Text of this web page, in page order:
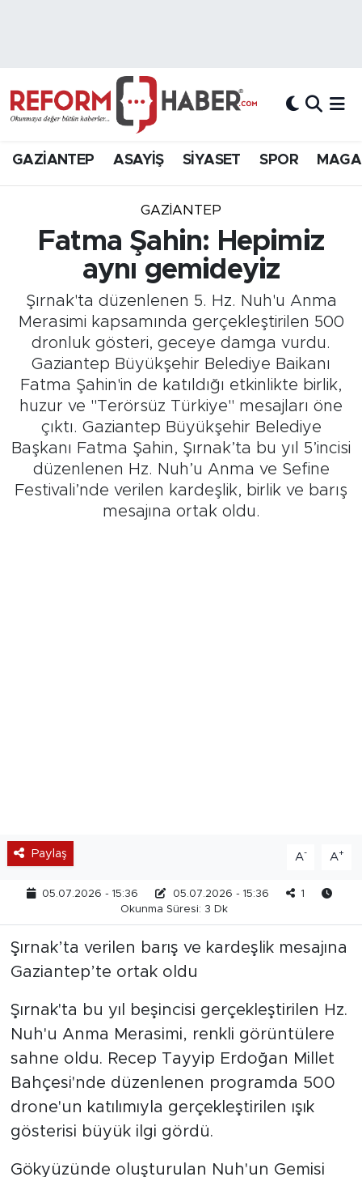
GAZİANTEP ASAYİŞ SİYASET SPOR
GAZIANTEP
Fatma Şahin: Hepimiz
aynı gemideyiz
Şırnak'ta düzenlenen 5. Hz. Nuh'u Anma
Merasimi kapsamında gerçekleştirilen 500
dronluk gösteri, geceye damga vurdu.
Gaziantep Büyükşehir Belediye Baikanı
Fatma Şahin'in de katıldığı etkinlikte birlik,
huzur ve "Terörsüz Türkiye" mesajları öne
çıktı. Gaziantep Büyükşehir Belediye
Başkanı Fatma Şahin, Şırnak’ta bu yıl 5’incisi
düzenlenen Hz. Nuh’u Anma ve Sefine
Festivali’nde verilen kardeşlik, birlik ve barış
mesajına ortak oldu.
Paylaş A- A+
05.07.2026 - 15:36 05.07.2026 - 15:36
1
Okunma Süresi: 3 Dk
Şırnak’ta verilen barış ve kardeşlik mesajına
Gaziantep’te ortak oldu
Şırnak'ta bu yıl beşincisi gerçekleştirilen Hz.
Nuh'u Anma Merasimi, renkli görüntülere
sahne oldu. Recep Tayyip Erdoğan Millet
Bahçesi'nde düzenlenen programda 500
drone'un katılımıyla gerçekleştirilen ışık
gösterisi büyük ilgi gördü.
Gökyüzünde oluşturulan Nuh'un Gemisi
Hava Durumu
Süper Lig Puan Durumu ve Fikstür
Son Dakika Haberleri
Haber Arşivi